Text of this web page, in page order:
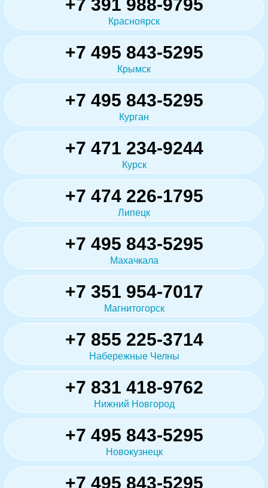
+7 391 988-9795
Красноярск
+7 495 843-5295
Крымск
+7 495 843-5295
Курган
+7 471 234-9244
Курск
+7 474 226-1795
Липецк
+7 495 843-5295
Махачкала
+7 351 954-7017
Магнитогорск
+7 855 225-3714
Набережные Челны
+7 831 418-9762
Нижний Новгород
+7 495 843-5295
Новокузнецк
+7 495 843-5295